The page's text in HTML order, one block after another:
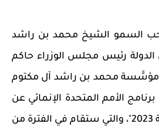
السمو الشيخ محمد بن راشد
الدولة رئيس مجلس الوزراء حاكم
مؤسَّسة محمد بن راشد آل مكتوم
الأمم المتحدة الإنمائي عن
في الفترة من